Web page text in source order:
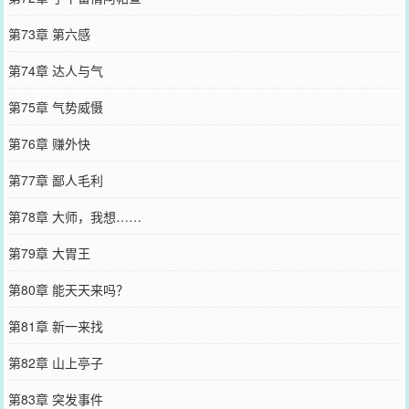
第73章 第六感
第74章 达人与气
第75章 气势威慑
第76章 赚外快
第77章 鄙人毛利
第78章 大师，我想……
第79章 大胃王
第80章 能天天来吗？
第81章 新一来找
第82章 山上亭子
第83章 突发事件